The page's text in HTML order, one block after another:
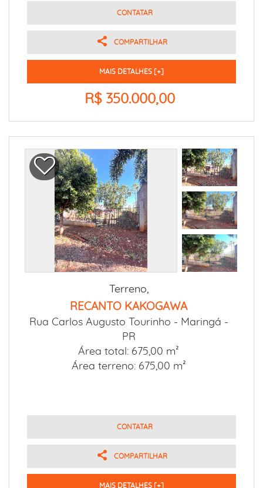
CONTATAR
COMPARTILHAR
MAIS DETALHES [+]
R$ 350.000,00
Terreno,
RECANTO KAKOGAWA
Rua Carlos Augusto Tourinho - Maringá -
PR
Área total: 675,00 m²
Área terreno: 675,00 m²
CONTATAR
COMPARTILHAR
MAIS DETALHES [+]